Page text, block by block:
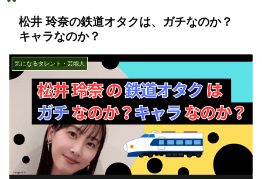
松井 玲奈の鉄道オタクは、ガチなのか？
キャラなのか？
気になるタレント・芸能人